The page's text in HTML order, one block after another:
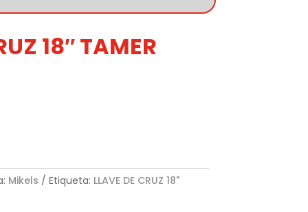
18″ TAMER
Mikels Etiqueta: LLAVE DE CRUZ 18"